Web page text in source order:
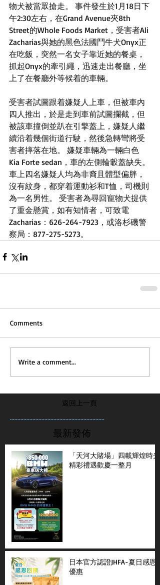
物犬被當眾搶走。 事件發生於1月18日下
午2:30左右，在Grand Avenue夾8th
Street的Whole Foods Market，受害者Ali
Zacharias與她的黑色法國鬥牛犬Onyx正
在吃飯，突然一名女子靠近她的餐桌，
抓起Onyx的牽引繩，迅速走出餐廳，坐
上了在餐廳外等候着的車輛。
受害者試圖跟着嫌疑人上車，但被車內
四人推出，於是走到車前試圖攔截，但
被該車撞倒並趴在引擎蓋上，嫌疑人繼
續沿着幾個街道行駛，然後急轉彎將受
害者摔落在地。 嫌疑車輛為一輛白色
Kia Forte sedan，車的左側輪轂蓋缺失。
車上四名嫌疑人均為非裔且體型偏胖，
沒有紋身，都穿着運動衫和T恤，司機則
為一名男性。 受害者為尋回寵物犬提供
了重金懸賞，如有知情者，可致電
Zacharias：626-264-7923，或洛杉磯警
察局：877-275-5273。
Comments
Write a comment...
返回上一頁
...............................................................
最新發佈
「天河大賭場」四載輝煌時光
精彩禮遇歡慶一整月
日本官方認證JHFA-夏日感恩
優惠